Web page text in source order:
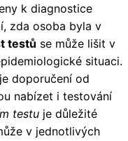
k diagnostice
zda osoba byla v
testů se může lišit v
situaci.
doporučení od
nabízet i testování
testu je důležité
v jednotlivých